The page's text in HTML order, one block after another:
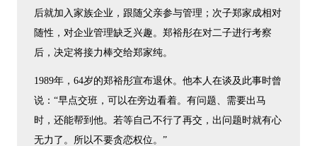
后就加入家族企业，跟随父亲参与管理；次子郑家成相对
随性，对企业管理缺乏兴趣。郑裕彤在对二子进行考察
后，决定将接力棒交给郑家纯。
1989年，64岁的郑裕彤宣布退休。他本人在谈及此事时曾
说：“早点交班，可以在旁边看着。有问题、需要出马
时，还能帮到他。若等自己不行了再交，出问题时就有心
无力了。所以不要贪恋权位。”